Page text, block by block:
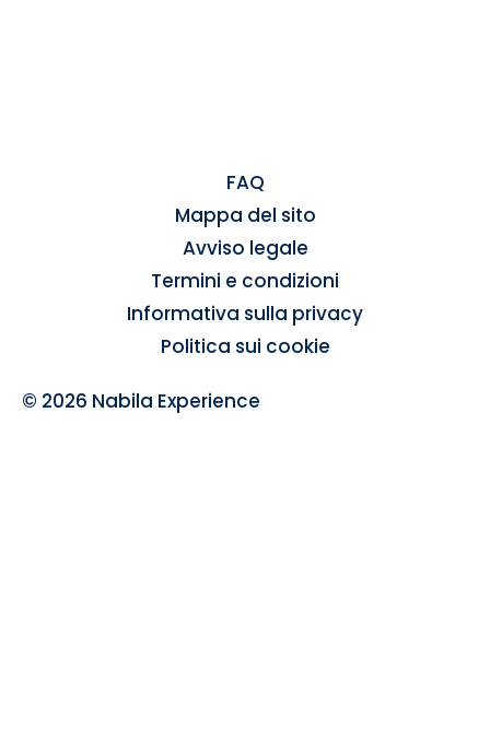
FAQ
Mappa del sito
Avviso legale
Termini e condizioni
Informativa sulla privacy
Politica sui cookie
© 2026 Nabila Experience